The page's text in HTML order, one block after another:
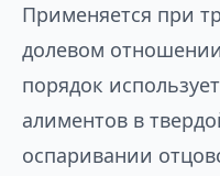
Применяется при
долевом
порядок
алиментов в
оспаривании